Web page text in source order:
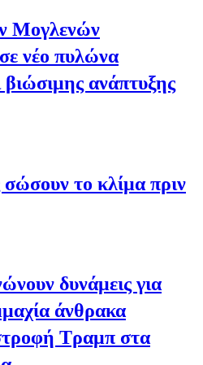
Μογλενών
νέο πυλώνα
βιώσιμης ανάπτυξης
σώσουν το κλίμα πριν
δυνάμεις για
άνθρακα
Τραμπ στα